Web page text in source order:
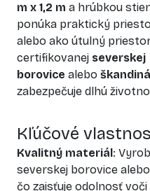
m x 1,2 m a hrúbkou
ponúka praktický
alebo ako útulný
certifikovanej severskej
borovice alebo
zabezpečuje dlhú
Kľúčové
Kvalitný materiál:
severskej borovice
čo zaisťuje odolnosť